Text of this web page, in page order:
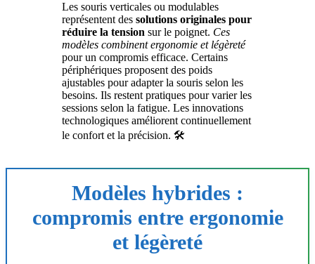
Les souris verticales ou modulables
représentent des solutions originales pour
réduire la tension sur le poignet. Ces
modèles combinent ergonomie et légèreté
pour un compromis efficace. Certains
périphériques proposent des poids
ajustables pour adapter la souris selon les
besoins. Ils restent pratiques pour varier les
sessions selon la fatigue. Les innovations
technologiques améliorent continuellement
le confort et la précision. 🛠️
Modèles hybrides :
compromis entre ergonomie
et légèreté